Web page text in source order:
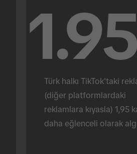
1.95
Türk halkı TikTok'taki
(diğer platformlardaki
reklamlara kıyasla) 1,95
daha eğlenceli olarak